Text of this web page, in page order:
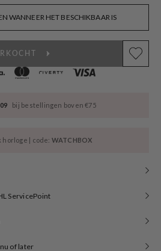
WANNEER HET BESCHIKBAAR IS
bij bestellingen boven €75
horloge | code: WATCHBOX
ServicePoint
of later